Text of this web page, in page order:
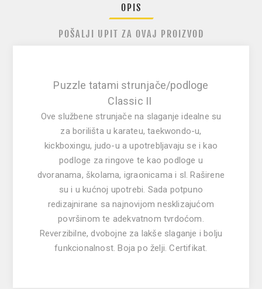
OPIS
POŠALJI UPIT ZA OVAJ PROIZVOD
Puzzle tatami strunjače/podloge
Classic II
Ove službene strunjače na slaganje idealne su
za borilišta u karateu, taekwondo-u,
kickboxingu, judo-u a upotrebljavaju se i kao
podloge za ringove te kao podloge u
dvoranama, školama, igraonicama i sl. Raširene
su i u kućnoj upotrebi. Sada potpuno
redizajnirane sa najnovijom nesklizajućom
površinom te adekvatnom tvrdoćom.
Reverzibilne, dvobojne za lakše slaganje i bolju
funkcionalnost. Boja po želji. Certifikat.